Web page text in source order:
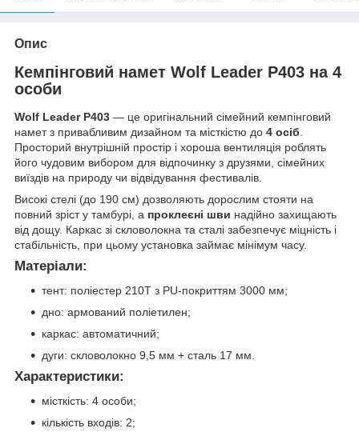
Опис
Кемпінговий намет Wolf Leader P403 на 4
особи
Wolf Leader P403 — це оригінальний сімейний кемпінговий
намет з привабливим дизайном та місткістю до 4 осіб.
Просторий внутрішній простір і хороша вентиляція роблять
його чудовим вибором для відпочинку з друзями, сімейних
виїздів на природу чи відвідування фестивалів.
Високі стелі (до 190 см) дозволяють дорослим стояти на
повний зріст у тамбурі, а проклеєні шви надійно захищають
від дощу. Каркас зі скловолокна та сталі забезпечує міцність і
стабільність, при цьому установка займає мінімум часу.
Матеріали:
тент: поліестер 210T з PU-покриттям 3000 мм;
дно: армований поліетилен;
каркас: автоматичний;
дуги: скловолокно 9,5 мм + сталь 17 мм.
Характеристики:
місткість: 4 особи;
кількість входів: 2;